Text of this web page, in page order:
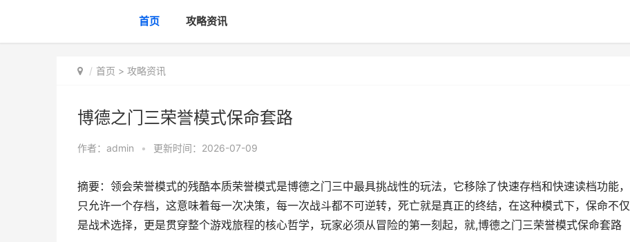
首页 攻略资讯
首页 > 攻略资讯
博德之门三荣誉模式保命套路
作者： admin • 更新时间：2026-07-09
摘要：领会荣誉模式的残酷本质荣誉模式是博德之门三中最具挑战性的玩法，它移除了快速存档和快速读档功能，
只允许一个存档，这意味着每一次决策，每一次战斗都不可逆转，死亡就是真正的终结，在这种模式下，保命不仅
是战术选择，更是贯穿整个游戏旅程的核心哲学，玩家必须从冒险的第一刻起，就,博德之门三荣誉模式保命套路